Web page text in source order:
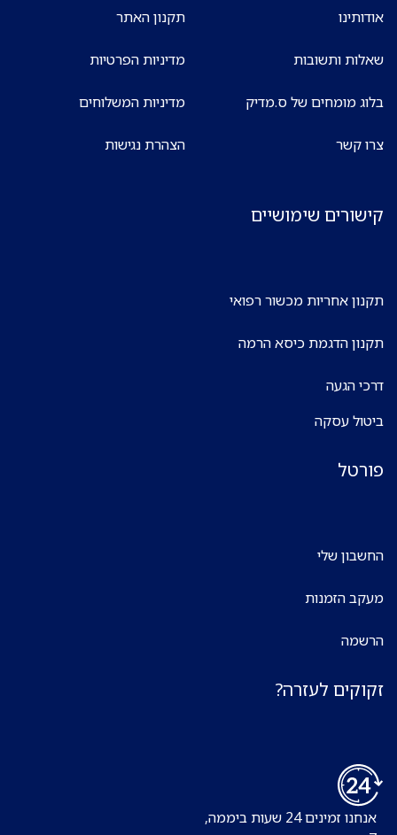
אודותינו
שאלות ותשובות
בלוג מומחים של ס.מדיק
צרו קשר
תקנון האתר
מדיניות הפרטיות
מדיניות המשלוחים
הצהרת נגישות
קישורים שימושיים
תקנון אחריות מכשור רפואי
תקנון הדגמת כיסא הרמה
דרכי הגעה
ביטול עסקה
פורטל
החשבון שלי
מעקב הזמנות
הרשמה
זקוקים לעזרה?
אנחנו זמינים 24 שעות ביממה,